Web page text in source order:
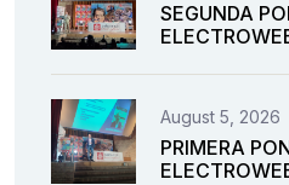
SEGUNDA
August 5, 2026
PRIMERA